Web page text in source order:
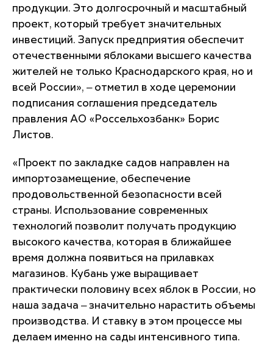
продукции. Это долгосрочный и масштабный
проект, который требует значительных
инвестиций. Запуск предприятия обеспечит
отечественными яблоками высшего качества
жителей не только Краснодарского края, но и
всей России», ‒ отметил в ходе церемонии
подписания соглашения председатель
правления АО «Россельхозбанк» Борис
Листов.
«Проект по закладке садов направлен на
импортозамещение, обеспечение
продовольственной безопасности всей
страны. Использование современных
технологий позволит получать продукцию
высокого качества, которая в ближайшее
время должна появиться на прилавках
магазинов. Кубань уже выращивает
практически половину всех яблок в России, но
наша задача ‒ значительно нарастить объемы
производства. И ставку в этом процессе мы
делаем именно на сады интенсивного типа.